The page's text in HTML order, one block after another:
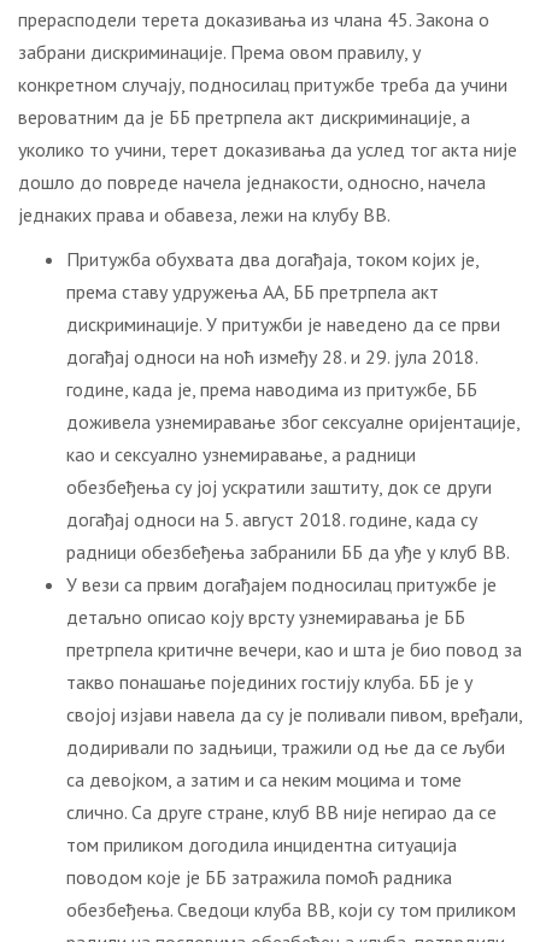
прерасподели терета доказивања из члaна 45. Закона о
забрани дискриминације. Према овом правилу, у
конкретном случају, подносилац притужбе треба да учини
вероватним да је ББ претрпела акт дискриминације, а
уколико то учини, терет доказивања да услед тог акта није
дошло до повреде начела једнакости, односно, начела
једнаких права и обавеза, лежи на клубу ВВ.
Притужба обухвата два догађаја, током којих је,
према ставу удружења АА, ББ претрпела акт
дискриминације. У притужби је наведено да се први
догађај односи на ноћ између 28. и 29. јула 2018.
године, када је, према наводима из притужбе, ББ
доживела узнемиравање због сексуалне оријентације,
као и сексуално узнемиравање, а радници
обезбеђења су јој ускратили заштиту, док се други
догађај односи на 5. август 2018. године, када су
радници обезбеђења забранили ББ да уђе у клуб ВВ.
У вези са првим догађајем подносилац притужбе је
детаљно описао коју врсту узнемиравања је ББ
претрпела критичне вечери, као и шта је био повод за
такво понашање појединих гостију клуба. ББ је у
својој изјави навела да су је поливали пивом, вређали,
додиривали по задњици, тражили од ње да се љуби
са девојком, а затим и са неким моцима и томе
слично. Са друге стране, клуб ВВ није негирао да се
том приликом догодила инцидентна ситуација
поводом које је ББ затражила помоћ радника
обезбеђења. Сведоци клуба ВВ, који су том приликом